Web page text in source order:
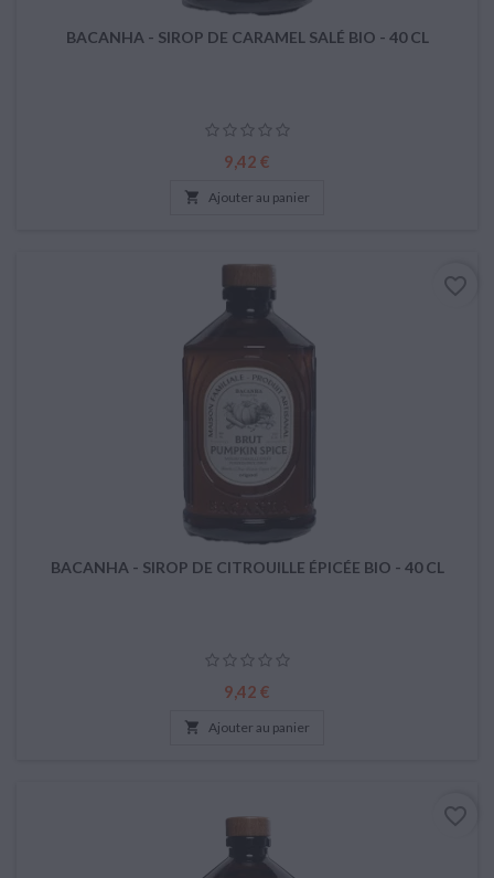
BACANHA - SIROP DE CARAMEL SALÉ BIO - 40 CL
Prix
9,42 €
 Ajouter au panier
BACANHA - SIROP DE CITROUILLE ÉPICÉE BIO - 40 CL
Prix
9,42 €
 Ajouter au panier
favorite_border
favorite_border